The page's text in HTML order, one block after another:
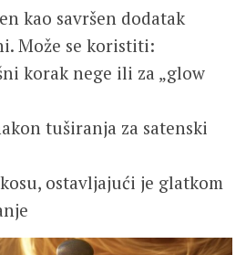
kao savršen dodatak
Može se koristiti:
korak nege ili za „glow
tuširanja za satenski
ostavljajući je glatkom